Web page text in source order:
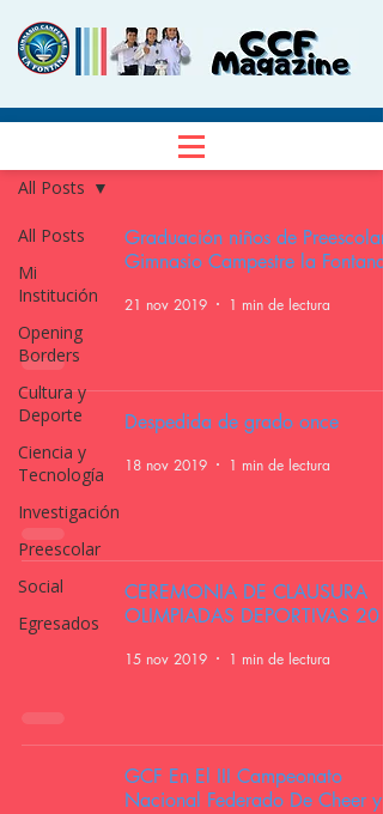
All Posts
Mi
Institución
Opening
Borders
Cultura y
Deporte
Ciencia y
Tecnología
Investigación
Preescolar
Social
Egresados
All Posts
Graduación niños de Preescolar
Gimnasio Campestre la Fontana
21 nov 2019 1 min de lectura
Despedida de grado once
18 nov 2019 1 min de lectura
CEREMONIA DE CLAUSURA
OLIMPIADAS DEPORTIVAS
15 nov 2019 1 min de lectura
GCF En El III Campeonato
Nacional Federado De Cheer y